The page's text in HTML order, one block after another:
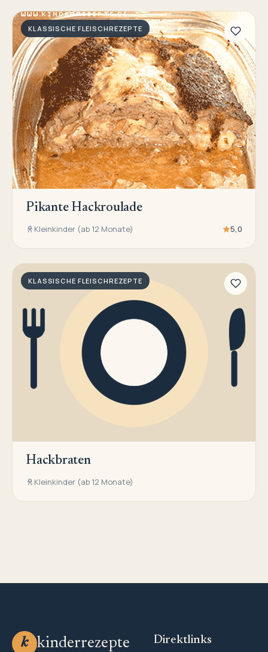
KLASSISCHE FLEISCHREZEPTE
Pikante Hackroulade
Kleinkinder (ab 12 Monate) 5,0
KLASSISCHE FLEISCHREZEPTE
Hackbraten
Kleinkinder (ab 12 Monate)
k kinderrezepte Direktlinks